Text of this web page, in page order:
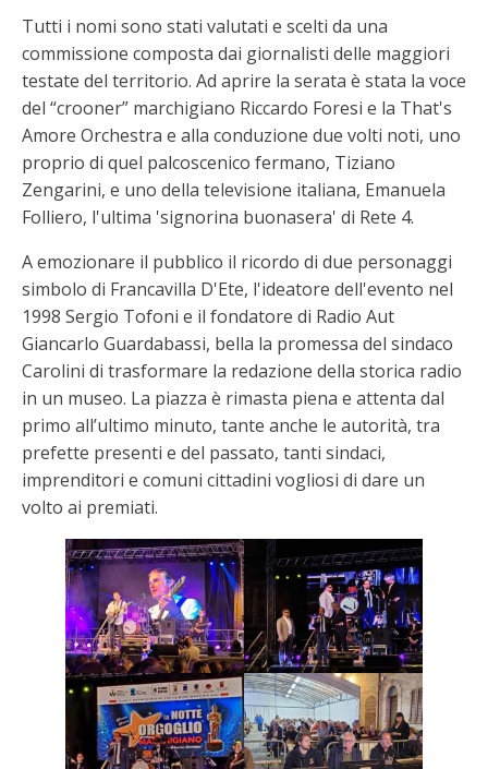
Tutti i nomi sono stati valutati e scelti da una
commissione composta dai giornalisti delle maggiori
testate del territorio. Ad aprire la serata è stata la voce
del “crooner” marchigiano Riccardo Foresi e la That's
Amore Orchestra e alla conduzione due volti noti, uno
proprio di quel palcoscenico fermano, Tiziano
Zengarini, e uno della televisione italiana, Emanuela
Folliero, l'ultima 'signorina buonasera' di Rete 4.
A emozionare il pubblico il ricordo di due personaggi
simbolo di Francavilla D'Ete, l'ideatore dell'evento nel
1998 Sergio Tofoni e il fondatore di Radio Aut
Giancarlo Guardabassi, bella la promessa del sindaco
Carolini di trasformare la redazione della storica radio
in un museo. La piazza è rimasta piena e attenta dal
primo all’ultimo minuto, tante anche le autorità, tra
prefette presenti e del passato, tanti sindaci,
imprenditori e comuni cittadini vogliosi di dare un
volto ai premiati.